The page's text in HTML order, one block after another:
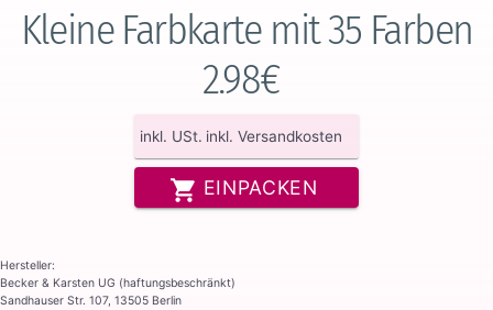
Kleine Farbkarte mit 35 Farben
2.98€
inkl. USt. inkl. Versandkosten
EINPACKEN
Hersteller:
Becker & Karsten UG (haftungsbeschränkt)
Sandhauser Str. 107, 13505 Berlin